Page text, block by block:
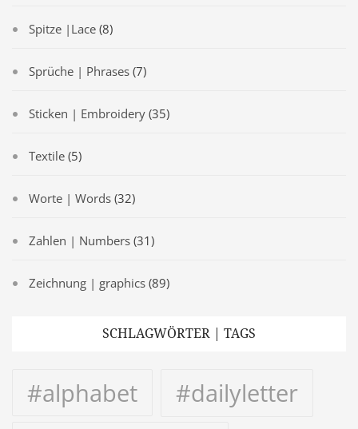
Spitze |Lace (8)
Sprüche | Phrases (7)
Sticken | Embroidery (35)
Textile (5)
Worte | Words (32)
Zahlen | Numbers (31)
Zeichnung | graphics (89)
SCHLAGWÖRTER | TAGS
#alphabet
#dailyletter